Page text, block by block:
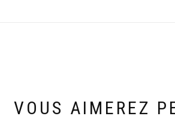
VOUS AIMEREZ